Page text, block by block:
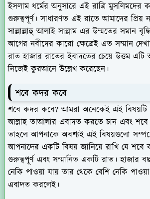
ইসলাম ধর্মের অনুসারে এই রাত্রি মুসলিমদের
গুরুত্বপূর্ণ। সাধারণত এই রাতে আমাদের প্রিয়
সাল্লাল্লাহু আলাই সাল্লাম এর উম্মতের সমান
আগের নবীদের কারো ক্ষেত্রেই এত সম্মান
রাত হাজার রাতের ইবাদতের চেয়ে উত্তম
নিজেই কুরআনে উল্লেখ করেছেন।
শবে কদর কবে
শবে কদর কবে? আমরা অনেকেই এই বিষয়টি
আল্লাহ তাআলার এবাদত করতে চান এবং
তাহলে আপনাকে অবশ্যই এই বিষয়গুলো
আপনাদের একটি বিষয় জানিয়ে রাখি যে
গুরুত্বপূর্ণ এবং সম্মানিত একটি রাত। হাজার
নেকি পাওয়া যায় তার থেকে বেশি নেকি
এবাদত করলেই।